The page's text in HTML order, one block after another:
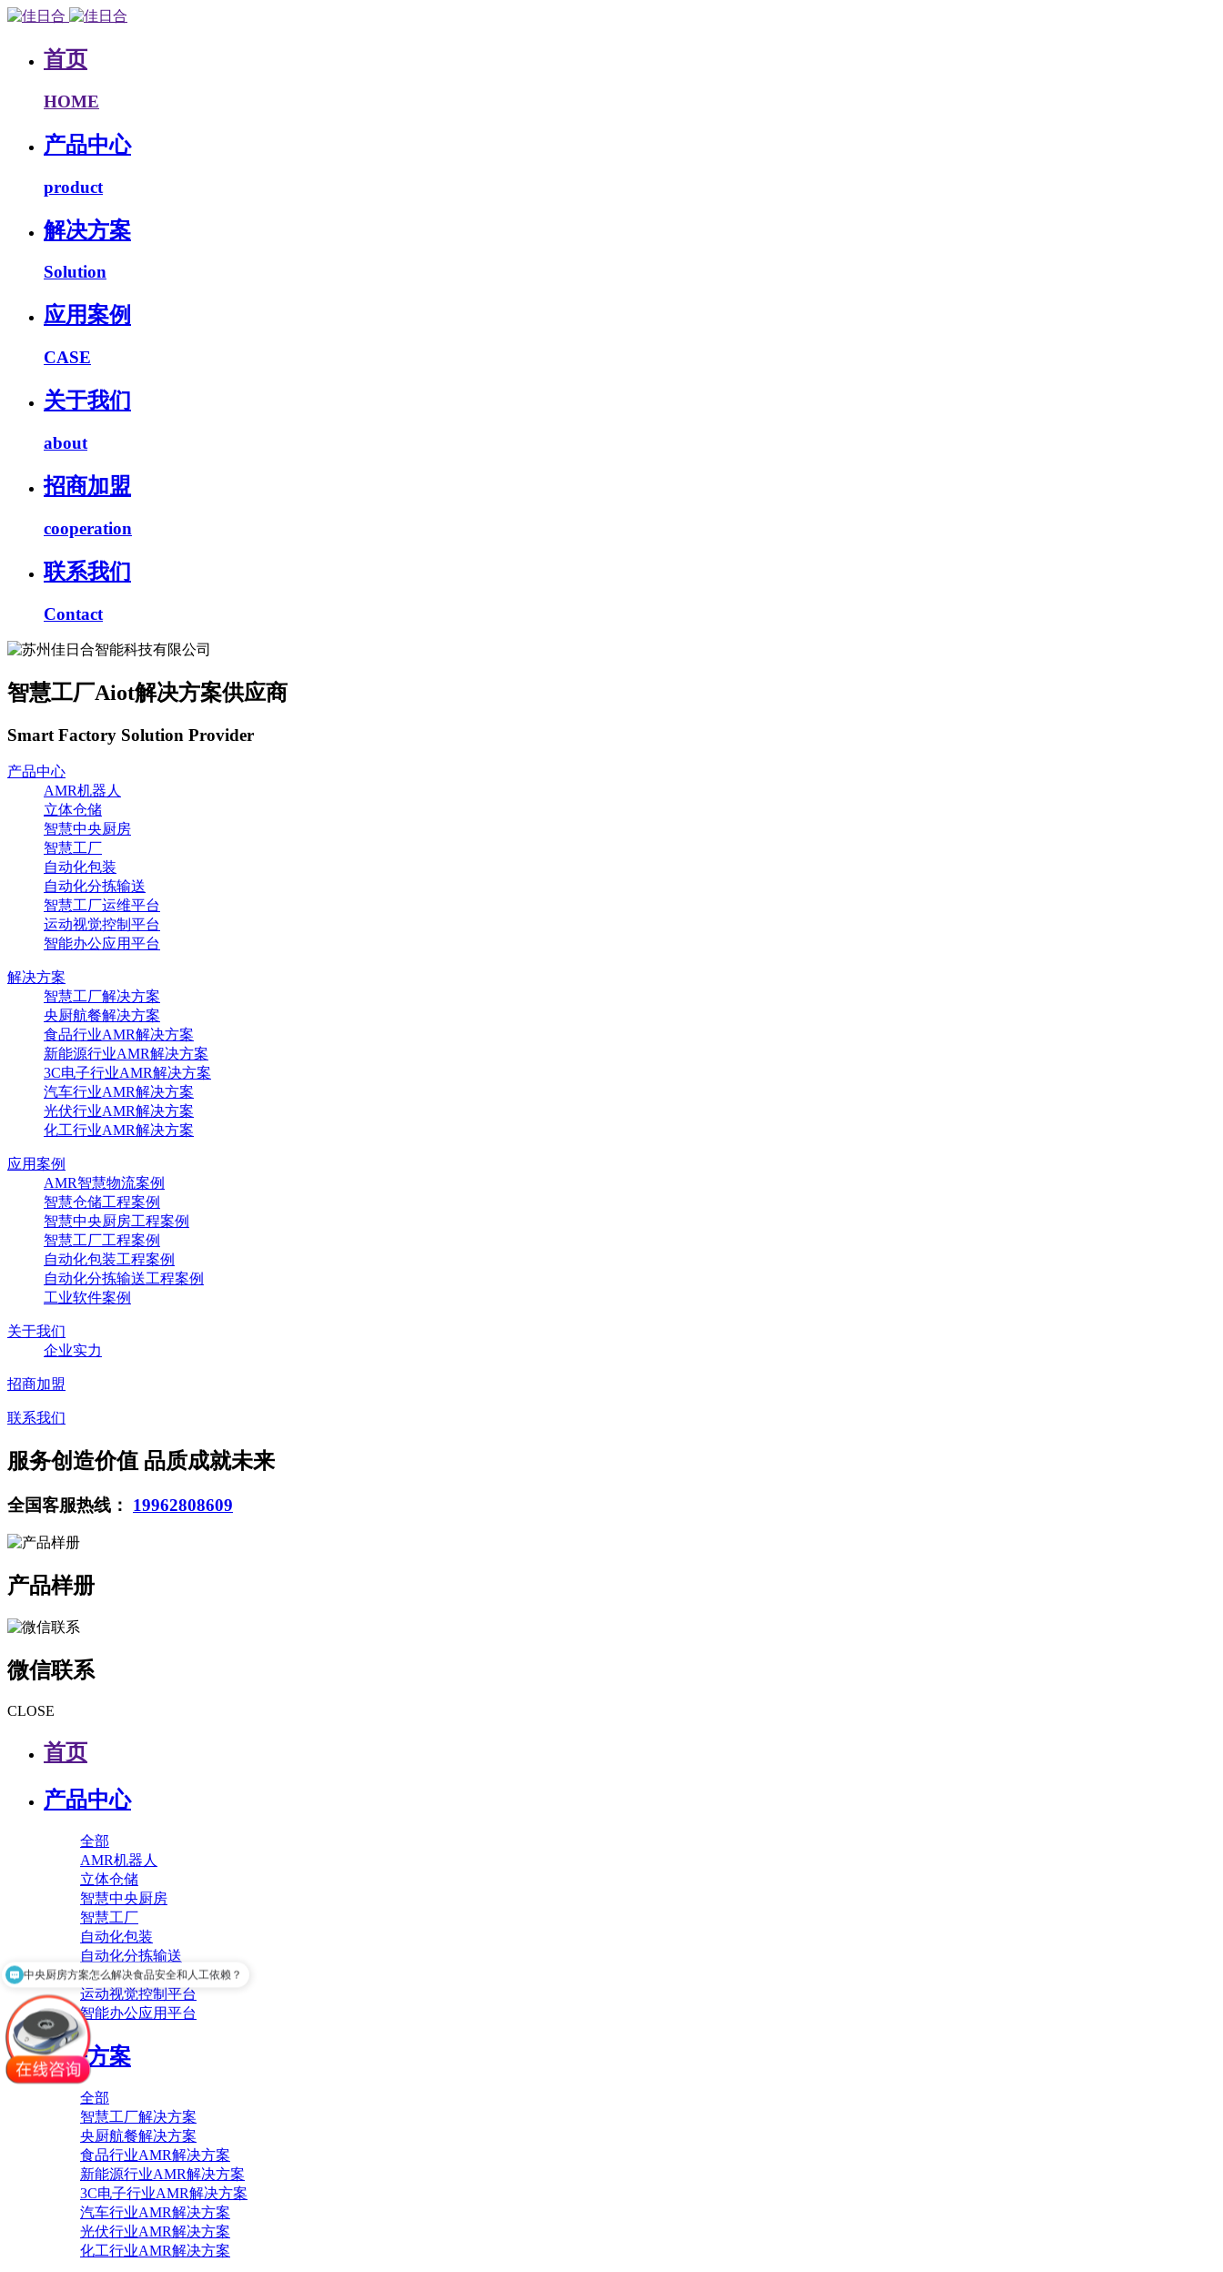
首页
HOME
产品中心
product
解决方案
Solution
应用案例
CASE
关于我们
about
招商加盟
cooperation
联系我们
Contact
智慧工厂Aiot解决方案供应商
Smart Factory Solution Provider
产品中心
AMR机器人
立体仓储
智慧中央厨房
智慧工厂
自动化包装
自动化分拣输送
智慧工厂运维平台
运动视觉控制平台
智能办公应用平台
解决方案
智慧工厂解决方案
央厨航餐解决方案
食品行业AMR解决方案
新能源行业AMR解决方案
3C电子行业AMR解决方案
汽车行业AMR解决方案
光伏行业AMR解决方案
化工行业AMR解决方案
应用案例
AMR智慧物流案例
智慧仓储工程案例
智慧中央厨房工程案例
智慧工厂工程案例
自动化包装工程案例
自动化分拣输送工程案例
工业软件案例
关于我们
企业实力
招商加盟
联系我们
服务创造价值 品质成就未来
全国客服热线： 19962808609
产品样册
微信联系
CLOSE
首页
产品中心
全部
AMR机器人
立体仓储
智慧中央厨房
智慧工厂
自动化包装
自动化分拣输送
智慧工厂运维平台
运动视觉控制平台
智能办公应用平台
解决方案
全部
智慧工厂解决方案
央厨航餐解决方案
食品行业AMR解决方案
新能源行业AMR解决方案
3C电子行业AMR解决方案
汽车行业AMR解决方案
光伏行业AMR解决方案
化工行业AMR解决方案
中央厨房方案怎么解决食品安全和人工依赖？​